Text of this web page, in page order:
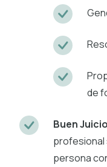
de
Buen
profesional
persona